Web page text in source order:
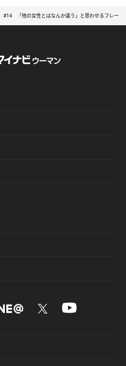
#14 「他の女性とはなんか違う」と思わせるフレーズ